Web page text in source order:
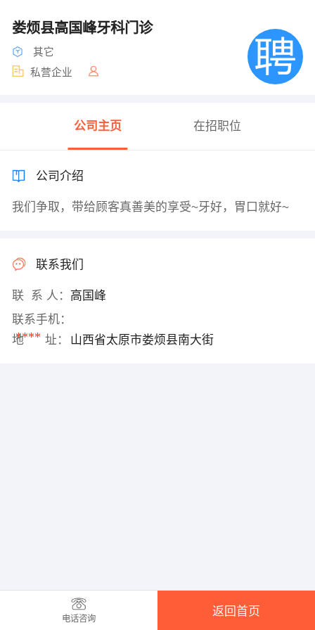
娄烦县高国峰牙科门诊
其它
私营企业
公司主页 在招职位
公司介绍
我们争取，带给顾客真善美的享受~牙好，胃口就好~
联系我们
联 系 人： 高国峰
联系手机：
****
地 址： 山西省太原市娄烦县南大街
电话咨询
返回首页